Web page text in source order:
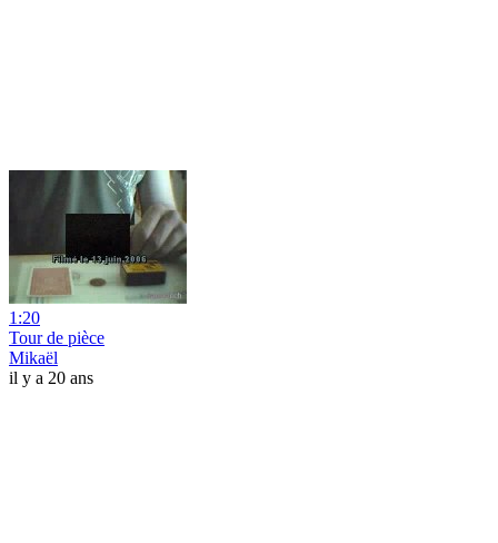
1:20
Tour de pièce
Mikaël
il y a 20 ans